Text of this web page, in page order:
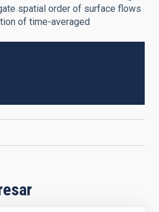
spatial order of surface flows
of time-averaged